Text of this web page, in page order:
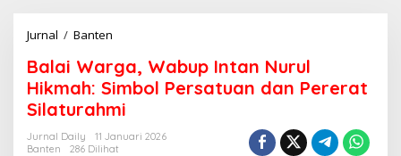
Jurnal / Banten
l
a
i
W
r
Balai Warga, Wabup Intan Nurul
Hikmah: Simbol Persatuan dan Pererat
Silaturahmi
Jurnal Daily
11 Januari 2026
Banten
286 Dilihat